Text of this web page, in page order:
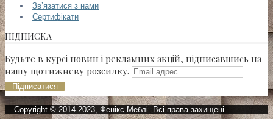
Зв’язатися з нами
Сертифікати
ПІДПИСКА
Будьте в курсі новин і рекламних акцій, підписавшись на
нашу щотижневу розсилку.
Підписатися
Copyright © 2014-2023, Фенікс Меблі. Всі права захищені